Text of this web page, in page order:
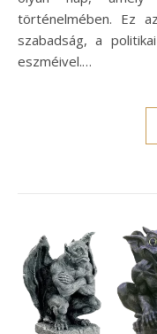
történelmében. Ez
szabadság, a
eszméivel.…